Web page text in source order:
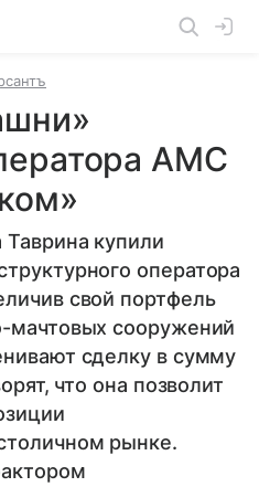
АМС
купили
оператора
свой портфель
мачтовых сооружений
сделку в сумму
что она позволит
рынке.